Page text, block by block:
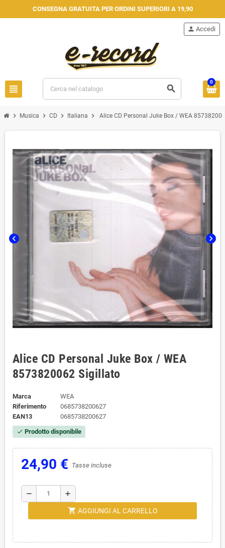
CONSEGNA GRATUITA PER ORDINI SUPERIORI A 19,90
view_headline search
person Accedi
0
chevron_right Musica chevron_right CD chevron_right Italiana chevron_right Alice CD Personal Juke Box / WEA
chevron_left chevron_right
Alice CD Personal Juke Box / WEA
8573820062 Sigillato
Marca
WEA
Riferimento
0685738200627
EAN13
0685738200627
check Prodotto disponibile
24,90 € Tasse incluse
remove add
shopping_cart AGGIUNGI AL CARRELLO